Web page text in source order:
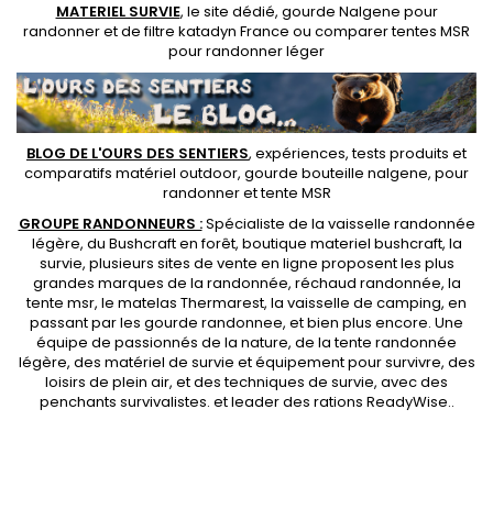
MATERIEL SURVIE, le site dédié, gourde Nalgene pour
randonneret defiltre katadyn France ou comparer tentes MSR
pour randonner léger
BLOG DE L'OURS DES SENTIERS, expériences, tests produits et
comparatifs matériel outdoor, gourde bouteille nalgene, pour
randonner ettente MSR
GROUPE RANDONNEURS :Spécialiste de la vaisselle randonnée
légère, du Bushcraft en forêt, boutique materiel bushcraft, la
survie, plusieurs sites de vente en ligne proposent les plus
grandes marques de la randonnée, réchaud randonnée, la
tente msr, le matelas Thermarest, la vaisselle de camping, en
passant par les gourde randonnee, et bien plus encore. Une
équipe de passionnés de la nature, de latente randonnée
légère, des matériel de survie et équipement pour survivre, des
loisirs de plein air, et des techniques de survie, avec des
penchants survivalistes. et leader des rations ReadyWise..